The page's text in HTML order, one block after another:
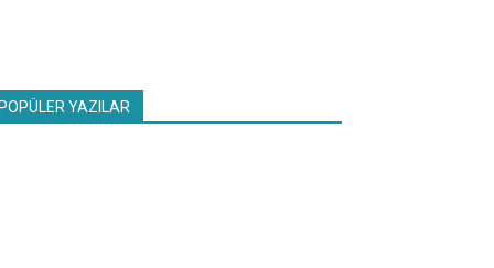
YAZILAR